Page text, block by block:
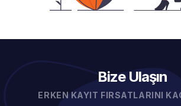
Bize Ulaşın
ERKEN KAYIT FIRSATLARINI